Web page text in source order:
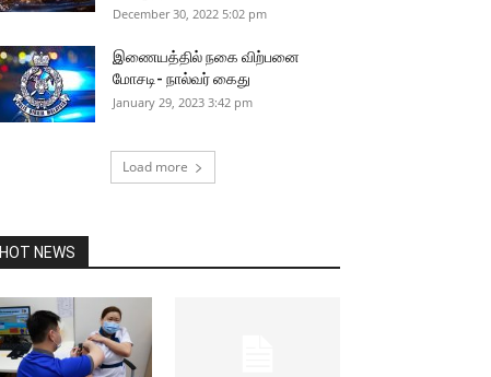
December 30, 2022 5:02 pm
இணையத்தில் நகை விற்பனை
மோசடி- நால்வர் கைது
January 29, 2023 3:42 pm
Load more
HOT NEWS